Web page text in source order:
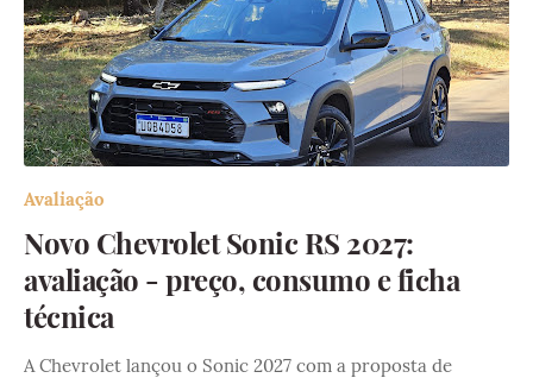
Avaliação
Novo Chevrolet Sonic RS 2027:
avaliação - preço, consumo e ficha
técnica
A Chevrolet lançou o Sonic 2027 com a proposta de